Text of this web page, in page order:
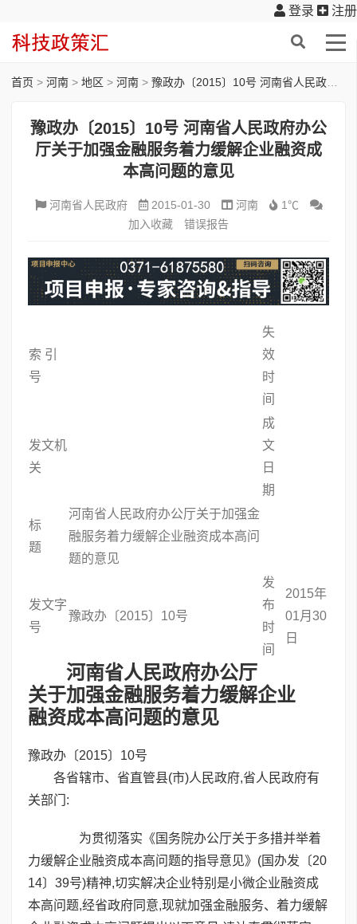
登录 注册
首页 > 河南 > 地区 > 河南 > 豫政办〔2015〕10号 河南省人民政府办公厅关于加强金融服务着力缓解企业融资成本高问题的意见
豫政办〔2015〕10号 河南省人民政府办公
厅关于加强金融服务着力缓解企业融资成
本高问题的意见
河南省人民政府 2015-01-30 河南
1℃
加入收藏
错误报告
索 引
号
失
效
时
间
发文机
关
成
文
日
期
标
题
河南省人民政府办公厅关于加强金
融服务着力缓解企业融资成本高问
题的意见
发文字
号
豫政办〔2015〕10号
发
布
时
间
2015年
01月30
日
河南省人民政府办公厅
关于加强金融服务着力缓解企业
融资成本高问题的意见
豫政办〔2015〕10号
各省辖市、省直管县(市)人民政府,省人民政府有
关部门:
为贯彻落实《国务院办公厅关于多措并举着
力缓解企业融资成本高问题的指导意见》(国办发〔20
14〕39号)精神,切实解决企业特别是小微企业融资成
本高问题,经省政府同意,现就加强金融服务、着力缓解